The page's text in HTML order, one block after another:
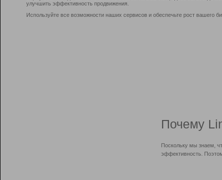
улучшить эффективность продвижения.
Используйте все возможности наших сервисов и обеспечьте рост вашего
Почему
Поскольку мы знаем,
эффективность.